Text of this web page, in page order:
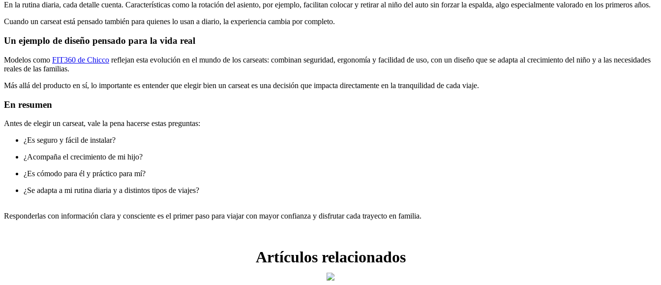
En la rutina diaria, cada detalle cuenta. Características como la rotación del asiento, por ejemplo, facilitan colocar y retirar al niño del auto sin forzar la espalda, algo especialmente valorado en los primeros años.
Cuando un carseat está pensado también para quienes lo usan a diario, la experiencia cambia por completo.
Un ejemplo de diseño pensado para la vida real
Modelos como FIT360 de Chicco reflejan esta evolución en el mundo de los carseats: combinan seguridad, ergonomía y facilidad de uso, con un diseño que se adapta al crecimiento del niño y a las necesidades
reales de las familias.
Más allá del producto en sí, lo importante es entender que elegir bien un carseat es una decisión que impacta directamente en la tranquilidad de cada viaje.
En resumen
Antes de elegir un carseat, vale la pena hacerse estas preguntas:
¿Es seguro y fácil de instalar?
¿Acompaña el crecimiento de mi hijo?
¿Es cómodo para él y práctico para mí?
¿Se adapta a mi rutina diaria y a distintos tipos de viajes?
Responderlas con información clara y consciente es el primer paso para viajar con mayor confianza y disfrutar cada trayecto en familia.
Artículos relacionados